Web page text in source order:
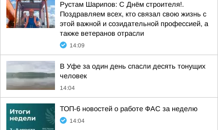
Рустам Шарипов: С Днём строителя!.
Поздравляем всех, кто связал свою жизнь с
этой важной и созидательной профессией, а
также ветеранов отрасли
14:09
В Уфе за один день спасли десять тонущих
человек
14:04
ТОП-6 новостей о работе ФАС за неделю
14:04